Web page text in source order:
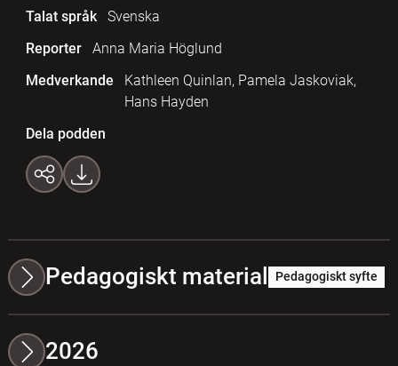
Talat språk
Svenska
Reporter
Anna Maria Höglund
Medverkande
Kathleen Quinlan, Pamela Jaskoviak,
Hans Hayden
Dela podden
Pedagogiskt material Pedagogiskt syfte
2026